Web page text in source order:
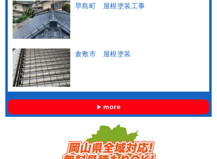
早島町 屋根塗装工事
倉敷市 屋根塗装
more